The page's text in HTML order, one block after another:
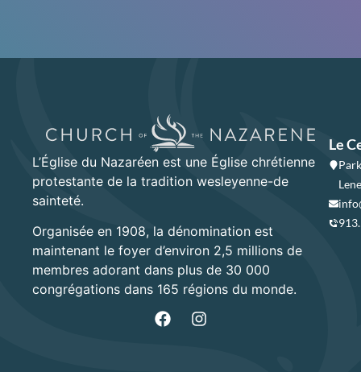
L’Église du Nazaréen est une Église chrétienne
protestante de la tradition wesleyenne-de
sainteté.
Organisée en 1908, la dénomination est
maintenant le foyer d’environ 2,5 millions de
membres adorant dans plus de 30 000
congrégations dans 165 régions du monde.
Le